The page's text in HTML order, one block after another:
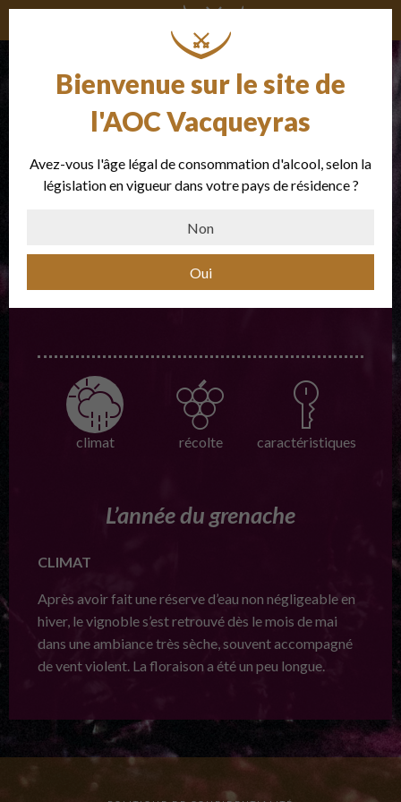
Les millésimes
2004
climat récolte caractéristiques
L’année du grenache
CLIMAT
Après avoir fait une réserve d’eau non négligeable en
hiver, le vignoble s’est retrouvé dès le mois de mai
dans une ambiance très sèche, souvent accompagné
de vent violent. La floraison a été un peu longue.
Bienvenue sur le site de
l'AOC Vacqueyras
Avez-vous l'âge légal de consommation d'alcool, selon la
législation en vigueur dans votre pays de résidence ?
Non
Oui